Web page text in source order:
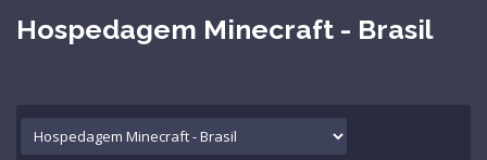
Hospedagem Minecraft - Brasil